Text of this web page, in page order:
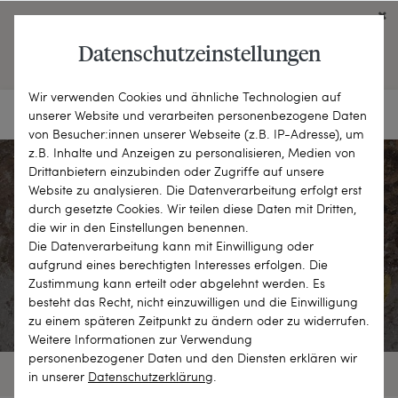
OPEN ENGLISH WEBSITE
Antike
KLASSISCHE SCHÖNHEIT
6 OBJEKTE
Datenschutzeinstellungen
Wir verwenden Cookies und ähnliche Technologien auf
unserer Website und verarbeiten personenbezogene Daten
von Besucher:innen unserer Webseite (z.B. IP-Adresse), um
z.B. Inhalte und Anzeigen zu personalisieren, Medien von
Drittanbietern einzubinden oder Zugriffe auf unsere
Website zu analysieren. Die Datenverarbeitung erfolgt erst
durch gesetzte Cookies. Wir teilen diese Daten mit Dritten,
die wir in den Einstellungen benennen.
Die Datenverarbeitung kann mit Einwilligung oder
aufgrund eines berechtigten Interesses erfolgen. Die
Zustimmung kann erteilt oder abgelehnt werden. Es
besteht das Recht, nicht einzuwilligen und die Einwilligung
zu einem späteren Zeitpunkt zu ändern oder zu widerrufen.
Weitere Informationen zur Verwendung
personenbezogener Daten und den Diensten erklären wir
in unserer Daten­schutz­erklärung.